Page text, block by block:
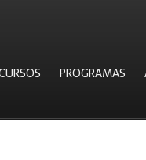
PROGRAMAS